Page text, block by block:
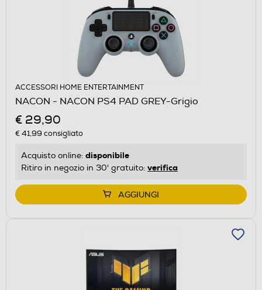
ACCESSORI HOME ENTERTAINMENT
NACON - NACON PS4 PAD GREY-Grigio
€ 29,90
€ 41,99 consigliato
Acquisto online: disponibile
Ritiro in negozio in 30' gratuito: verifica
AGGIUNGI